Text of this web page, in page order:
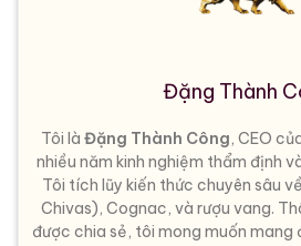
Đặng Thành
Tôi là Đặng Thành Công, CEO
nhiều năm kinh nghiệm thẩm định
Tôi tích lũy kiến thức chuyên sâu
Chivas), Cognac, và rượu vang.
được chia sẻ, tôi mong muốn mang